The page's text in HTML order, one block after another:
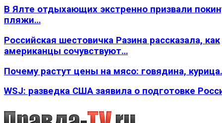
В Ялте отдыхающих экстренно призвали
пляжи…
Российская шестовичка Разина рассказала, как
американцы сочувствуют…
Почему растут цены на мясо: говядина,
WSJ: разведка США заявила о подготовке